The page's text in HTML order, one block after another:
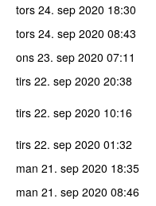
tors 24. sep 2020 18:30
tors 24. sep 2020 08:43
ons 23. sep 2020 07:11
tirs 22. sep 2020 20:38
tirs 22. sep 2020 10:16
tirs 22. sep 2020 01:32
man 21. sep 2020 18:35
man 21. sep 2020 08:46